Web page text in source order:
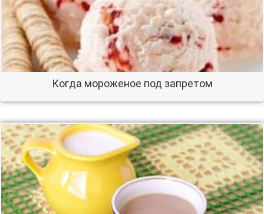
Когда мороженое под запретом